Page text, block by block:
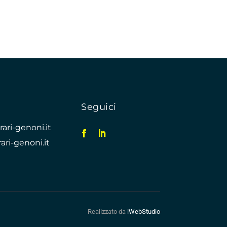
genoni.it
genoni.it
Seguici
Realizzato da iWebStudio